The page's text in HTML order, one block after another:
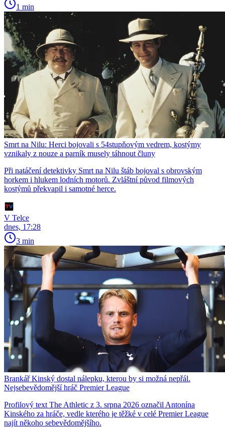
1 min
Smrt na Nilu: Herci bojovali s 54stupňovým vedrem, kostýmy
vznikaly z nouze a parník musely táhnout čluny
Při natáčení detektivky Smrt na Nilu štáb bojoval s obrovským
horkem i hlukem lodních motorů. Zvláštní původ filmových
kostýmů překvapil i samotné herce.
V Telce
dnes, 17:28
3 min
Brankář Kinský dostal nálepku, kterou by si možná nepřál.
Nejsebevědomější hráč Premier League
Profilový text The Athletic z 3. srpna 2026 označil Antonína
Kinského za hráče, vedle kterého je těžké v celé Premier League
najít někoho sebevědomějšího.